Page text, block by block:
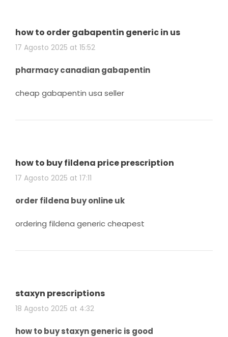
how to order gabapentin generic in us
17 Agosto 2025 at 15:52
pharmacy canadian gabapentin
cheap gabapentin usa seller
how to buy fildena price prescription
17 Agosto 2025 at 17:11
order fildena buy online uk
ordering fildena generic cheapest
staxyn prescriptions
18 Agosto 2025 at 4:32
how to buy staxyn generic is good